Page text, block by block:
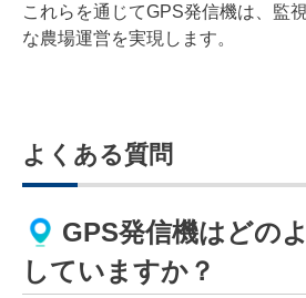
これらを通じてGPS発信機は、監
な農場運営を実現します。
よくある質問
GPS発信機はどの
していますか？